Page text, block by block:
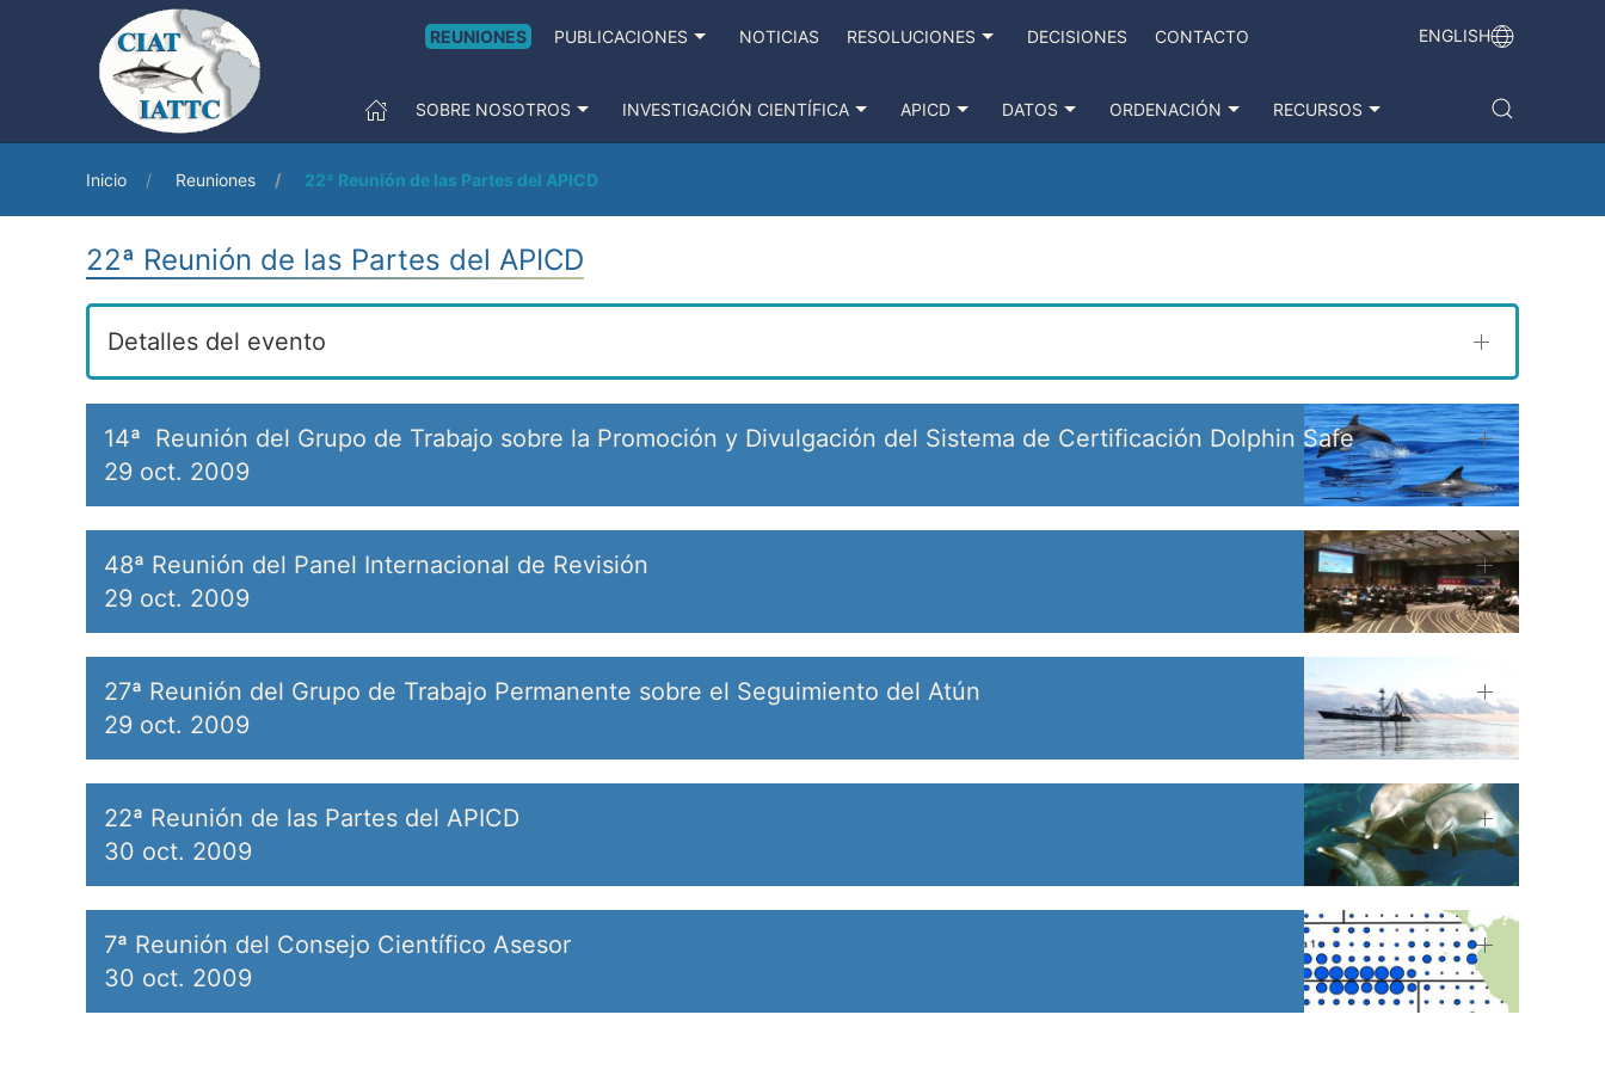
REUNIONES PUBLICACIONES NOTICIAS RESOLUCIONES DECISIONES CONTACTO ENGLISH
SOBRE NOSOTROS INVESTIGACIÓN CIENTÍFICA APICD DATOS ORDENACIÓN RECURSOS
Inicio Reuniones 22ª Reunión de las Partes del APICD
22ª Reunión de las Partes del APICD
Detalles del evento
14ª Reunión del Grupo de Trabajo sobre la Promoción y Divulgación del Sistema de Certificación Dolphin Safe
29 oct. 2009
48ª Reunión del Panel Internacional de Revisión
29 oct. 2009
27ª Reunión del Grupo de Trabajo Permanente sobre el Seguimiento del Atún
29 oct. 2009
22ª Reunión de las Partes del APICD
30 oct. 2009
7ª Reunión del Consejo Científico Asesor
30 oct. 2009